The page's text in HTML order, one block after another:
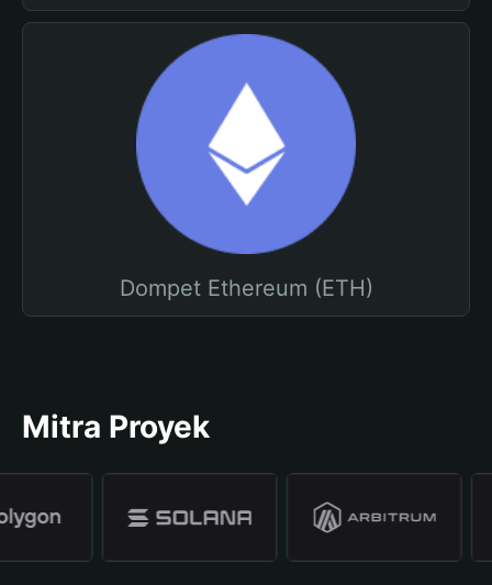
Dompet Ethereum (ETH)
Mitra Proyek